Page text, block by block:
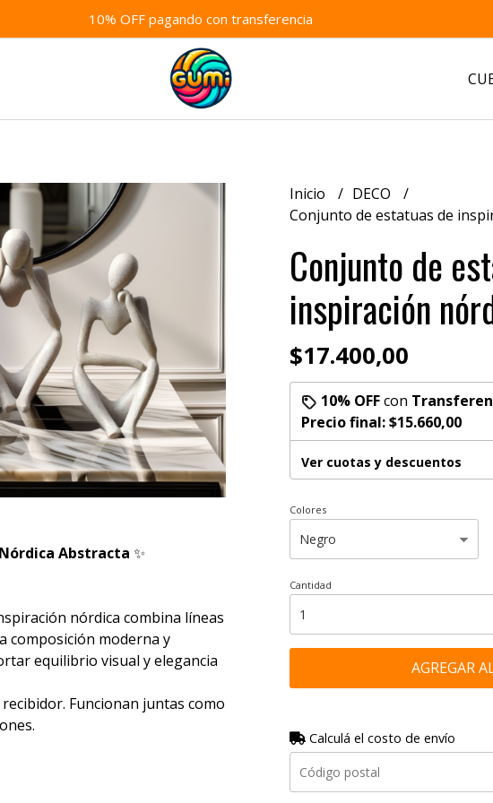
10% OFF pagando con transferencia
Abstracta ✨
nórdica combina líneas
composición moderna y
equilibrio visual y elegancia
Funcionan juntas como
Inicio
DECO
Conjunto de estatuas de
Conjunto de
inspiración
$17.400,00
10% OFFcon
Precio final:$15.660,00
Ver cuotas y descuentos
Colores
Cantidad
AGREGAR
Calculá el costo de envío